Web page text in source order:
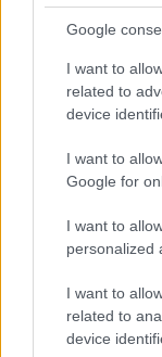
Google
I want to
related to
device
I want to
Google for
I want to
personalized
I want to
related to
device
Hogyan
mellett 820 millió
energiatakarékos
világítunk rá az
Energiabox